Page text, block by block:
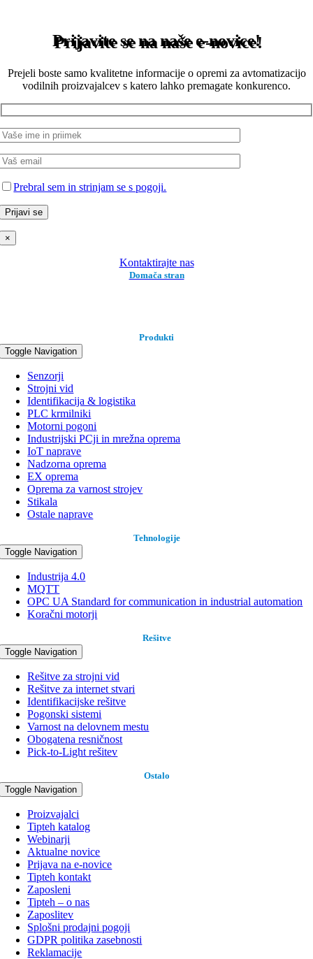
Prijavite se na naše e-novice!
Prejeli boste samo kvalitetne informacije o opremi za avtomatizacijo
vodilnih proizvajalcev s katero lahko premagate konkurenco.
Prebral sem in strinjam se s pogoji.
×
Kontaktirajte nas
Domača stran
Produkti
Toggle Navigation
Senzorji
Strojni vid
Identifikacija & logistika
PLC krmilniki
Motorni pogoni
Industrijski PCji in mrežna oprema
IoT naprave
Nadzorna oprema
EX oprema
Oprema za varnost strojev
Stikala
Ostale naprave
Tehnologije
Toggle Navigation
Industrija 4.0
MQTT
OPC UA Standard for communication in industrial automation
Koračni motorji
Rešitve
Toggle Navigation
Rešitve za strojni vid
Rešitve za internet stvari
Identifikacijske rešitve
Pogonski sistemi
Varnost na delovnem mestu
Obogatena resničnost
Pick-to-Light rešitev
Ostalo
Toggle Navigation
Proizvajalci
Tipteh katalog
Webinarji
Aktualne novice
Prijava na e-novice
Tipteh kontakt
Zaposleni
Tipteh – o nas
Zaposlitev
Splošni prodajni pogoji
GDPR politika zasebnosti
Reklamacije